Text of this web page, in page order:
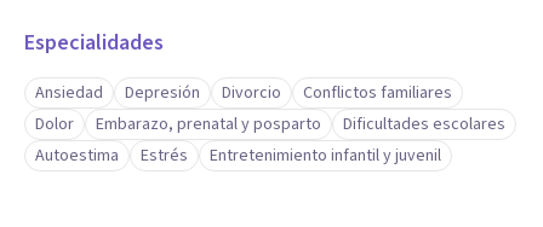
Especialidades
Ansiedad Depresión Divorcio
Conflictos familiares
Dolor
Embarazo, prenatal y posparto
Dificultades escolares
Autoestima
Estrés Entretenimiento infantil y juvenil